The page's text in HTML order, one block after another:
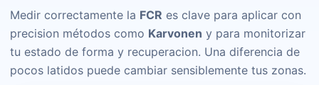
Medir correctamente la FCR es clave para aplicar con
precision métodos como Karvonen y para monitorizar
tu estado de forma y recuperacion. Una diferencia de
pocos latidos puede cambiar sensiblemente tus zonas.